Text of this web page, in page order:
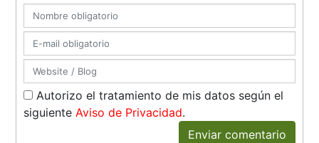
Autorizo el tratamiento de mis datos según el
siguienteAviso de Privacidad.
Enviar comentario